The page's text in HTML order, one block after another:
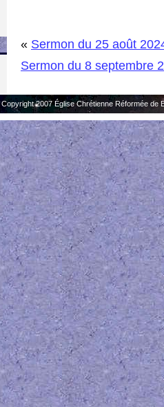
« Sermon du 25 août
Sermon du 8 septembre
Copyright 2007 Église Chrétienne Réformée de